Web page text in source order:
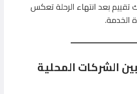
تقييم بعد انتهاء الرحلة تعكس
الخدمة.
الشركات المحلية